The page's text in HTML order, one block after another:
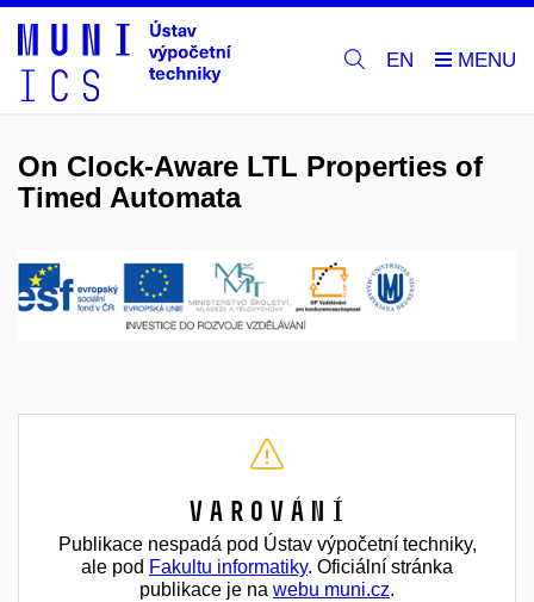
EN
On Clock-Aware LTL Properties of
Timed Automata
Varování
Publikace nespadá pod Ústav výpočetní techniky,
ale pod Fakultu informatiky. Oficiální stránka
publikace je na webu muni.cz.